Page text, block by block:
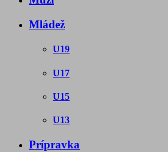
Mládež
U19
U17
U15
U13
Prípravka